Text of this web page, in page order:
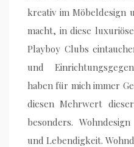
kreativ im Möbeldesign
macht, in diese
Playboy Clubs
und
haben für mich immer
diesen Mehrwert
besonders.
und Lebendigkeit.